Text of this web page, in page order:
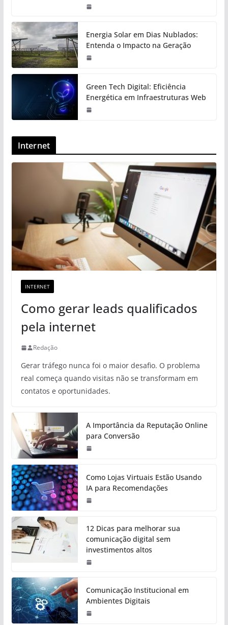
Energia Solar em Dias Nublados:
Entenda o Impacto na Geração
Green Tech Digital: Eficiência
Energética em Infraestruturas Web
Internet
INTERNET
Como gerar leads qualificados
pela internet
Redação
Gerar tráfego nunca foi o maior desafio. O problema
real começa quando visitas não se transformam em
contatos e oportunidades.
A Importância da Reputação Online
para Conversão
Como Lojas Virtuais Estão Usando
IA para Recomendações
12 Dicas para melhorar sua
comunicação digital sem
investimentos altos
Comunicação Institucional em
Ambientes Digitais